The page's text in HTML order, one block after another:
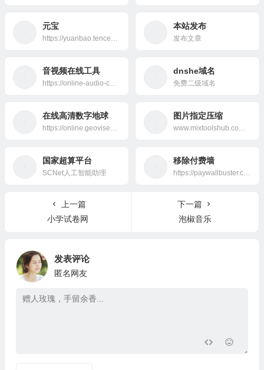
元宝 本站发布
发布文章
音视频在线工具
https://online-audio-converter.com/
dnshe域名
免费二级域名
在线高清数字地球 图片指定压缩
国家超算平台
SCNet人工智能助理
移除付费墙
https://paywallbuster.com/
上一篇
小学试卷网
下一篇
泡椒音乐
发表评论
匿名网友